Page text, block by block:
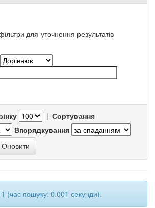
для уточнення результатів
| Сортування
Впорядкування
1 (час пошуку: 0.001 секунди).